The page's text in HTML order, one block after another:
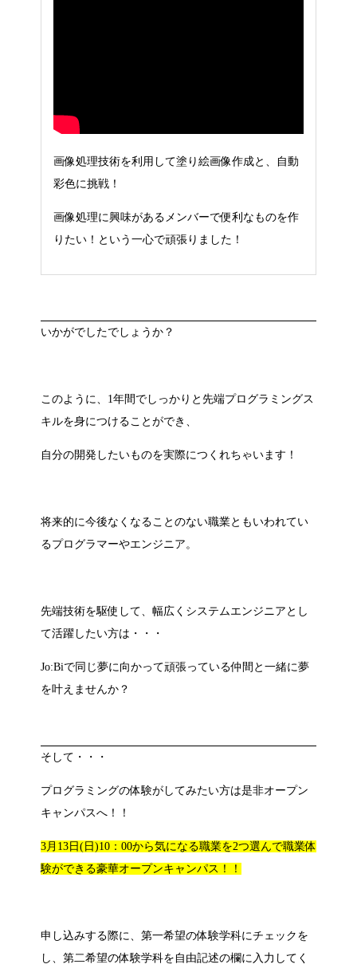
画像処理技術を利用して塗り絵画像作成と、自動
彩色に挑戦！
画像処理に興味があるメンバーで便利なものを作
りたい！という一心で頑張りました！
いかがでしたでしょうか？
このように、1年間でしっかりと先端プログラミングス
キルを身につけることができ、
自分の開発したいものを実際につくれちゃいます！
将来的に今後なくなることのない職業ともいわれてい
るプログラマーやエンジニア。
先端技術を駆使して、幅広くシステムエンジニアとし
て活躍したい方は・・・
Jo:Biで同じ夢に向かって頑張っている仲間と一緒に夢
を叶えませんか？
そして・・・
プログラミングの体験がしてみたい方は是非オープン
キャンパスへ！！
3月13日(日)10：00から気になる職業を2つ選んで職業体
験ができる豪華オープンキャンパス！！
申し込みする際に、第一希望の体験学科にチェックを
し、第二希望の体験学科を自由記述の欄に入力してく